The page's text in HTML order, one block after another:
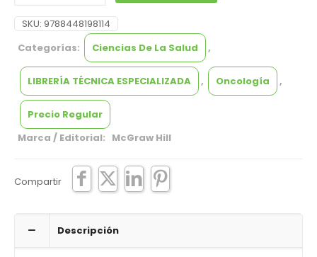
SKU: 9788448198114
Categorías:
Ciencias De La Salud ,
LIBRERÍA TÉCNICA ESPECIALIZADA , Oncología ,
Precio Regular
Marca / Editorial: McGraw Hill
Compartir
Descripción